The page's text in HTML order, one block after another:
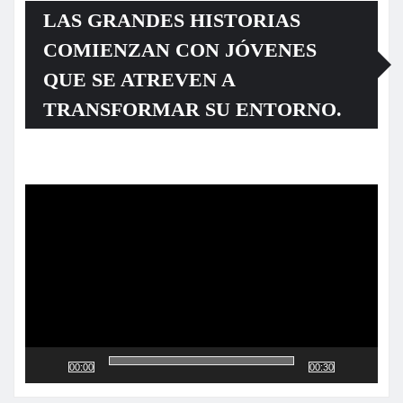
LAS GRANDES HISTORIAS
COMIENZAN CON JÓVENES
QUE SE ATREVEN A
TRANSFORMAR SU ENTORNO.
00:00 00:30